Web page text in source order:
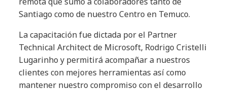
Santiago como de nuestro Centro en Temuco.
La capacitación fue dictada por el Partner
Technical Architect de Microsoft, Rodrigo Cristelli
Lugarinho y permitirá acompañar a nuestros
clientes con mejores herramientas así como
mantener nuestro compromiso con el desarrollo